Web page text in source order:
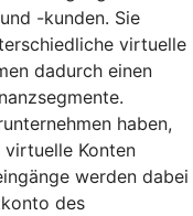
-kunden. Sie
virtuelle
dadurch einen
haben,
virtuelle Konten
werden dabei
des